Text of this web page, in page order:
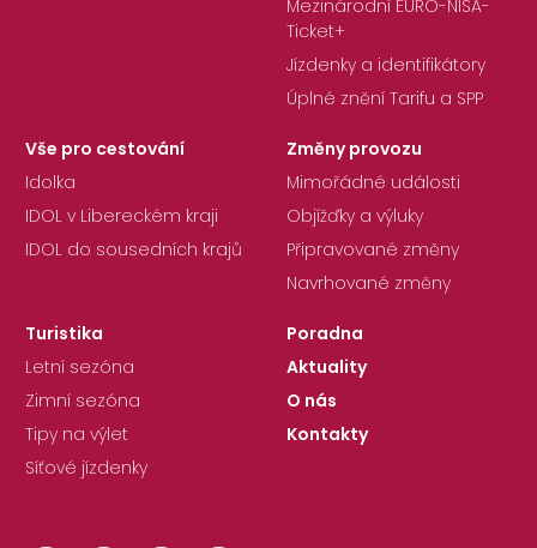
Mezinárodní EURO-NISA-
Ticket+
Jízdenky a identifikátory
Úplné znění Tarifu a SPP
Vše pro cestování
Idolka
IDOL v Libereckém kraji
IDOL do sousedních krajů
Změny provozu
Mimořádné události
Objížďky a výluky
Připravované změny
Navrhované změny
Turistika
Letní sezóna
Zimní sezóna
Tipy na výlet
Síťové jízdenky
Poradna
Aktuality
O nás
Kontakty